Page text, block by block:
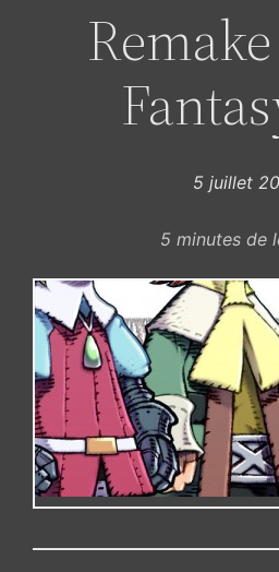
5 juillet
5minutes de